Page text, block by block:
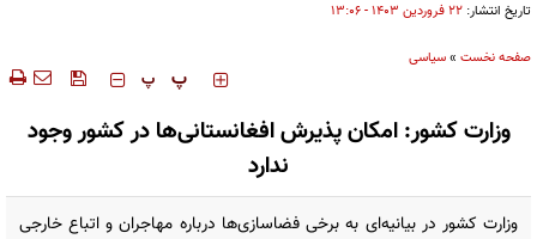
تاریخ انتشار: ۲۲ فروردين ۱۴۰۳ - ۱۳:۰۶
صفحه نخست »سیاسی
‍‍‍ پ پ
وزارت کشور: امکان پذیرش افغانستانی‌ها در کشور وجود
ندارد
وزارت کشور در بیانیه‌ای به برخی فضاسازی‌ها درباره مهاجران و اتباع خارجی